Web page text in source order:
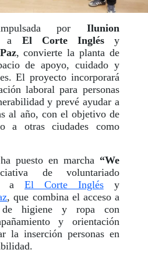
por Ilunion
a El Corte Inglésy
, convierte la planta de
de apoyo, cuidado y
El proyecto incorporará
laboral para personas
y prevé ayudar a
al año, con el objetivo de
a otras ciudades como
ha puesto en marcha “We
de voluntariado
a El Corte Inglésy
, que combina el acceso a
de higiene y ropa con
y orientación
la inserción personas en